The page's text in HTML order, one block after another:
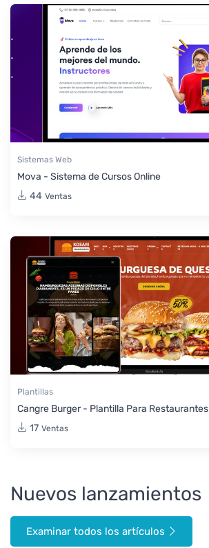
Sistemas Web
Mova - Sistema de Cursos Online
44 Ventas
Plantillas
Cangre Burger - Plantilla Para Restaurantes
17 Ventas
Nuevos lanzamientos
Examinar todos los artículos